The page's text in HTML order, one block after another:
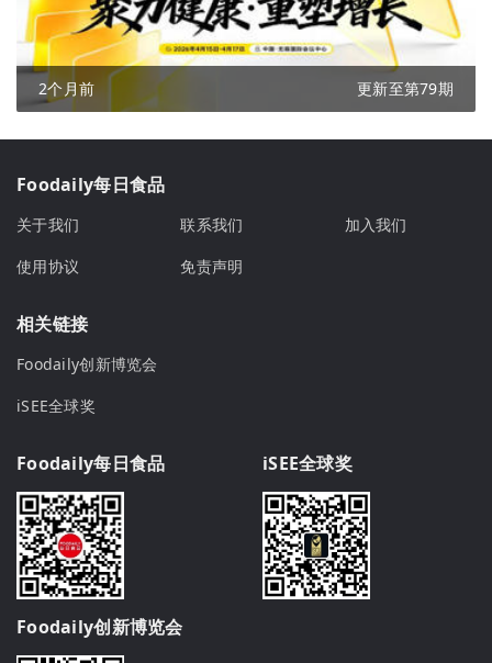
2个月前 更新至第79期
Foodaily每日食品
关于我们 联系我们
加入我们
使用协议
免责声明
相关链接
Foodaily创新博览会
iSEE全球奖
Foodaily每日食品 iSEE全球奖
Foodaily创新博览会